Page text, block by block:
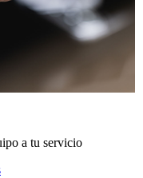
a tu servicio